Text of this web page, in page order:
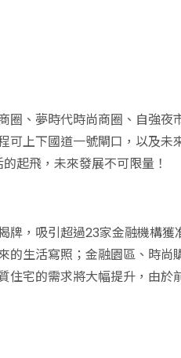
、夢時代時尚商圈、自強夜
上下國道一號閘口，以及
起飛，未來發展不可限量！
，吸引超過23家金融機構
生活寫照；金融園區、時
宅的需求將大幅提升，由